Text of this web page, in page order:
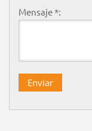
Mensaje *: